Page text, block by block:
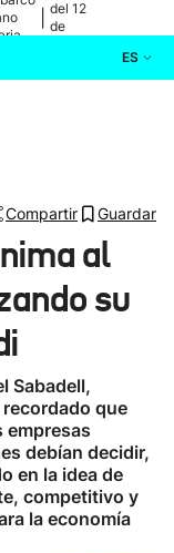
del 12
de
ES
Compartir Guardar
al
su
Sabadell,
que
empresas
debían decidir,
en la idea de
competitivo y
la economía